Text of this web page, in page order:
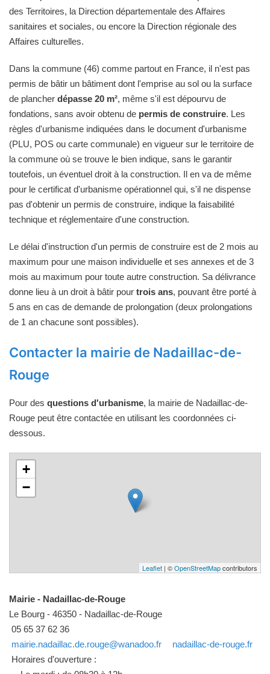
des Territoires, la Direction départementale des Affaires
sanitaires et sociales, ou encore la Direction régionale des
Affaires culturelles.
Dans la commune (46) comme partout en France, il n'est pas
permis de bâtir un bâtiment dont l'emprise au sol ou la surface
de plancher dépasse 20 m², même s'il est dépourvu de
fondations, sans avoir obtenu de permis de construire. Les
règles d'urbanisme indiquées dans le document d'urbanisme
(PLU, POS ou carte communale) en vigueur sur le territoire de
la commune où se trouve le bien indique, sans le garantir
toutefois, un éventuel droit à la construction. Il en va de même
pour le certificat d'urbanisme opérationnel qui, s'il ne dispense
pas d'obtenir un permis de construire, indique la faisabilité
technique et réglementaire d'une construction.
Le délai d'instruction d'un permis de construire est de 2 mois au
maximum pour une maison individuelle et ses annexes et de 3
mois au maximum pour toute autre construction. Sa délivrance
donne lieu à un droit à bâtir pour trois ans, pouvant être porté à
5 ans en cas de demande de prolongation (deux prolongations
de 1 an chacune sont possibles).
Contacter la mairie de Nadaillac-de-
Rouge
Pour des questions d'urbanisme, la mairie de Nadaillac-de-
Rouge peut être contactée en utilisant les coordonnées ci-
dessous.
+
−
Leaflet | ©OpenStreetMapcontributors
Mairie - Nadaillac-de-Rouge
Le Bourg - 46350 - Nadaillac-de-Rouge
05 65 37 62 36
mairie.nadaillac.de.rouge@wanadoo.fr
nadaillac-de-rouge.fr
Horaires d'ouverture :